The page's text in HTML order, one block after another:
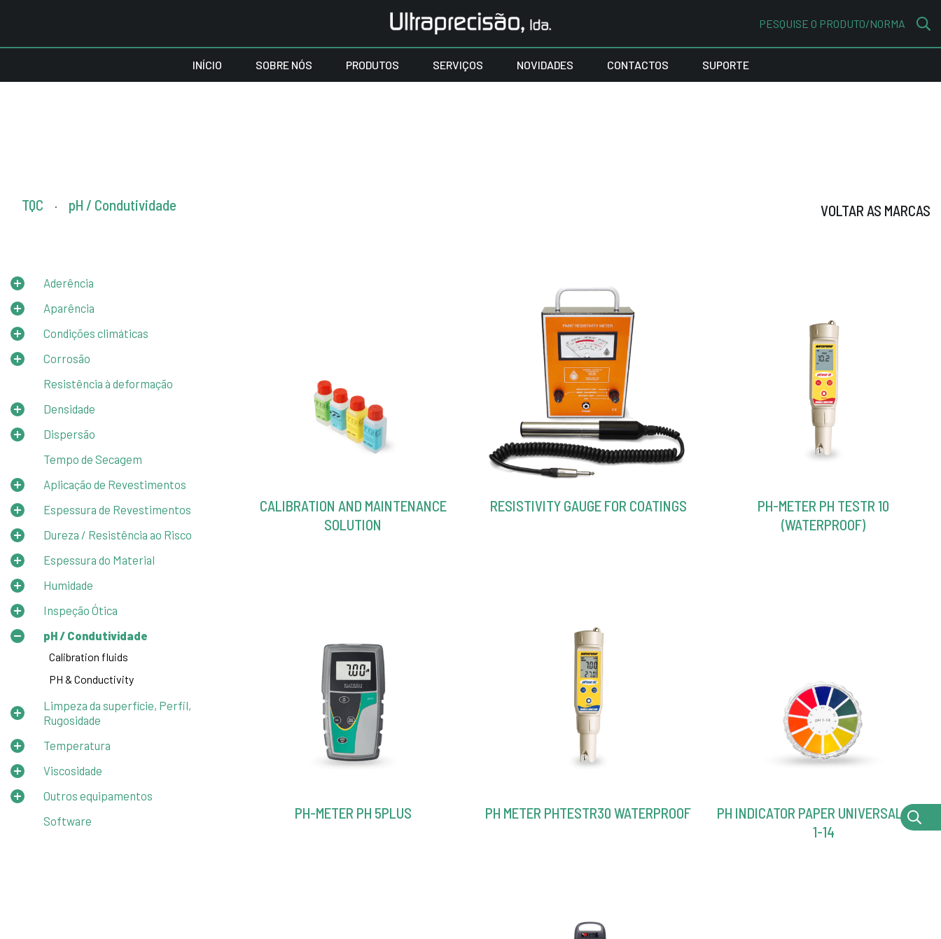
PESQUISE O PRODUTO/NORMA
INÍCIO SOBRE NÓS PRODUTOS SERVIÇOS NOVIDADES CONTACTOS SUPORTE
TQC . pH / Condutividade VOLTAR AS MARCAS
Aderência
Aparência
Condições climáticas
Corrosão
Resistência à deformação
Densidade
Dispersão
Tempo de Secagem
Aplicação de Revestimentos
Espessura de Revestimentos
Dureza / Resistência ao Risco
Espessura do Material
Humidade
Inspeção Ótica
pH / Condutividade
Calibration fluids
PH & Conductivity
Limpeza da superfície, Perfil,
Rugosidade
Temperatura
Viscosidade
Outros equipamentos
Software
CALIBRATION AND MAINTENANCE
SOLUTION
RESISTIVITY GAUGE FOR COATINGS
PH-METER PH TESTR 10
(WATERPROOF)
PH-METER PH 5PLUS PH METER PHTESTR30 WATERPROOF
PH INDICATOR PAPER UNIVERSAL – PH
1-14